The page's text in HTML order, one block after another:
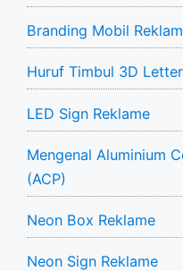
Branding Mobil
Huruf Timbul 3D
LED Sign Reklame
Mengenal Aluminium
(ACP)
Neon Box Reklame
Neon Sign Reklame